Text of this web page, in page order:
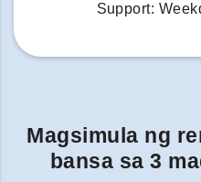
Support:
Magsimula ng
bansa sa 3